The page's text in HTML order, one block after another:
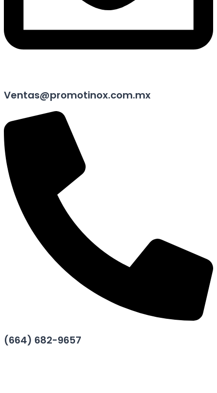
Ventas@promotinox.com.mx
(664) 682-9657